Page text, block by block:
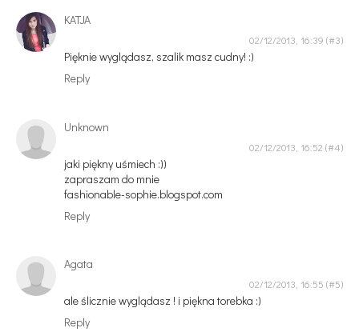
KATJA
02/12/2013, 16:39
Pięknie wyglądasz, szalik masz cudny! :)
Reply
Unknown
02/12/2013, 16:52
jaki piękny uśmiech :))
zapraszam do mnie
fashionable-sophie.blogspot.com
Reply
Agata
02/12/2013, 16:55
ale ślicznie wyglądasz ! i piękna torebka :)
Reply